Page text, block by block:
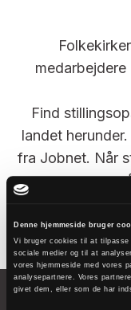
Denne hjemmeside bruger
Vi bruger cookies til at
sociale medier og til at
vores hjemmeside med vores
analysepartnere. Vores
givet dem, eller som de har
Find
landet
fra Jobnet. Når